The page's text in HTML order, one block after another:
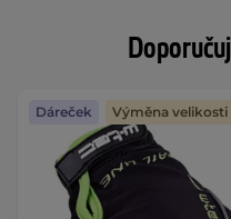
Dáreček Výměna velikosti